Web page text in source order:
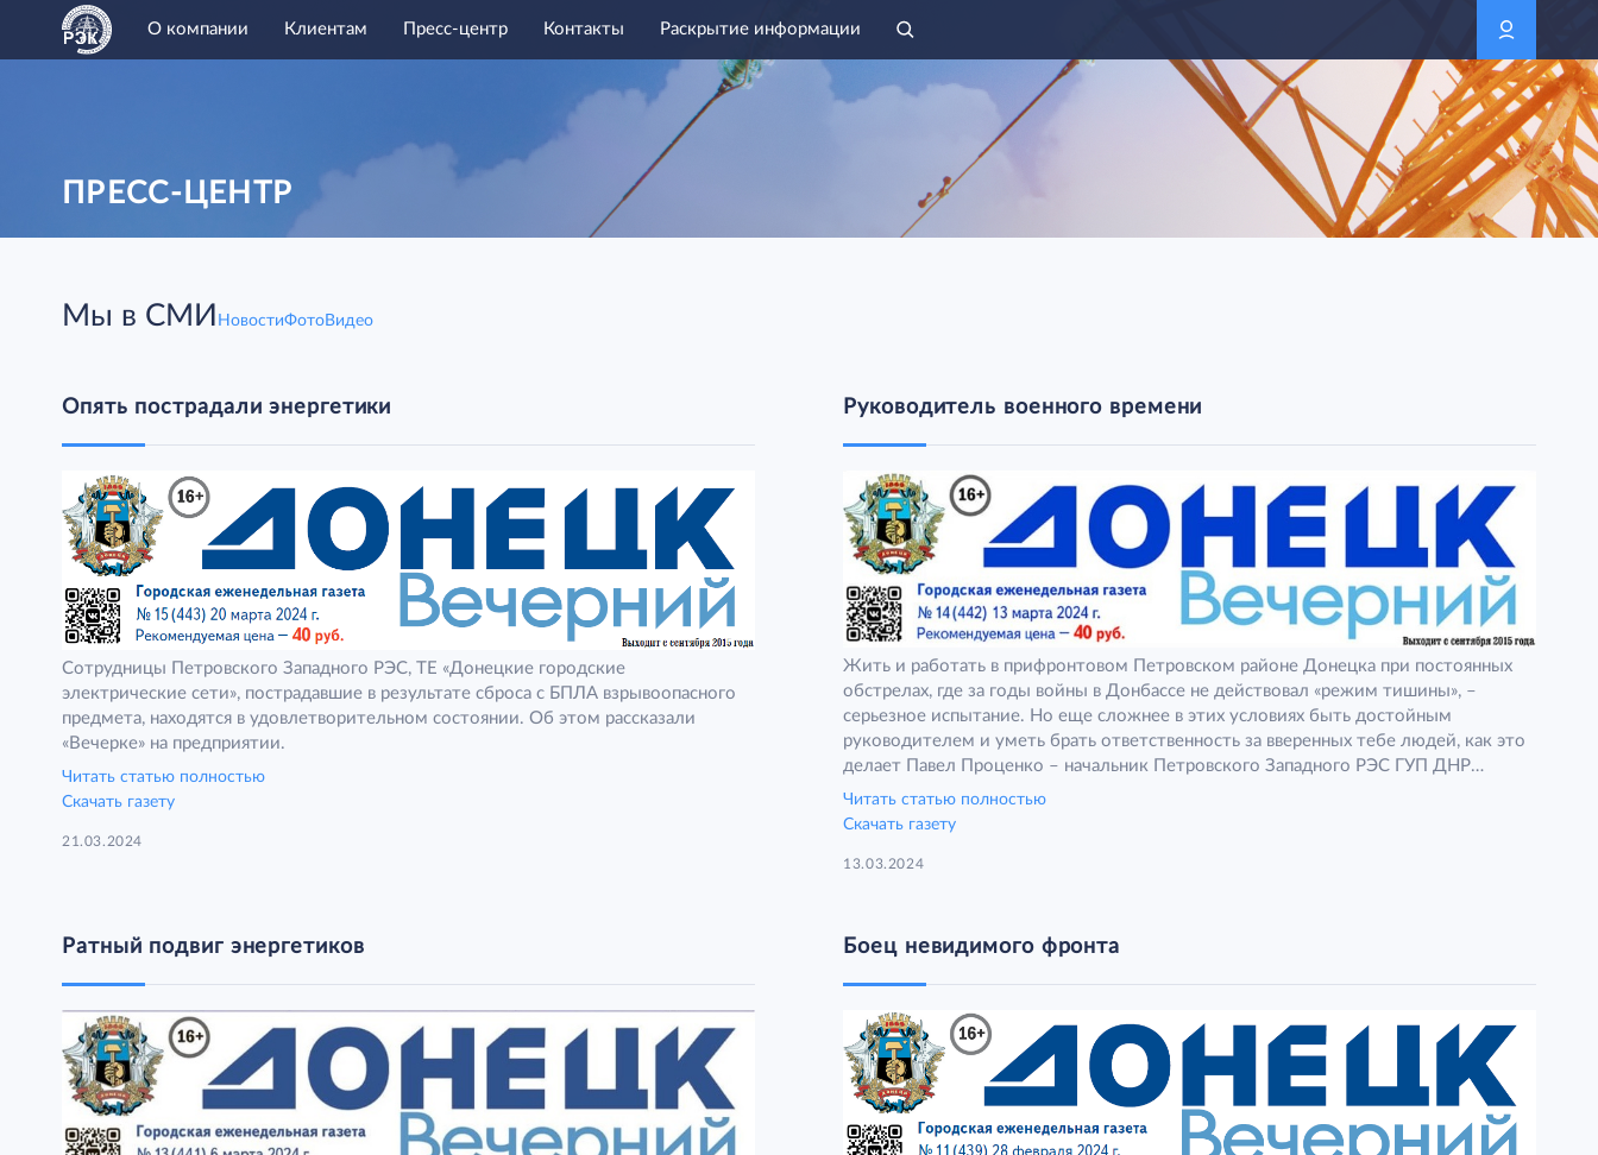
О компании Клиентам Пресс-центр Контакты Раскрытие информации
ПРЕСС-ЦЕНТР
Мы в СМИ НовостиФотоВидео
Опять пострадали энергетики
Сотрудницы Петровского Западного РЭС, ТЕ «Донецкие городские
электрические сети», пострадавшие в результате сброса с БПЛА взрывоопасного
предмета, находятся в удовлетворительном состоянии. Об этом рассказали
«Вечерке» на предприятии.
Читать статью полностью
Скачать газету
21.03.2024
Руководитель военного времени
Жить и работать в прифронтовом Петровском районе Донецка при постоянных
обстрелах, где за годы войны в Донбассе не действовал «режим тишины», –
серьезное испытание. Но еще сложнее в этих условиях быть достойным
руководителем и уметь брать ответственность за вверенных тебе людей, как это
делает Павел Проценко – начальник Петровского Западного РЭС ГУП ДНР
«Региональная энергопоставляющая компания».
Читать статью полностью
Скачать газету
13.03.2024
Ратный подвиг энергетиков Боец невидимого фронта